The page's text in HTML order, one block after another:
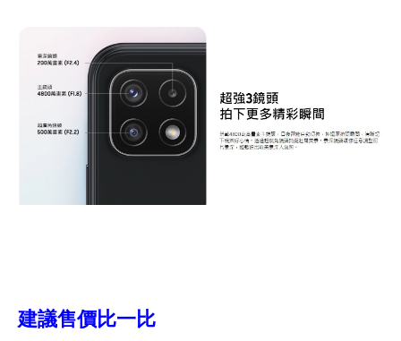
建議售價比一比